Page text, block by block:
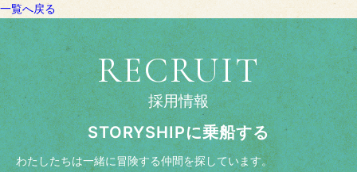
一覧へ戻る
RECRUIT
採用情報
STORYSHIPに乗船する
わたしたちは一緒に冒険する仲間を探しています。